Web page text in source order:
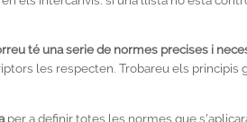
té una serie de normes precises i
les respecten. Trobareu els
per a definir totes les normes que